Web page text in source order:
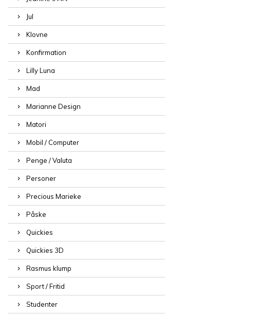
Jul
Klovne
Konfirmation
Lilly Luna
Mad
Marianne Design
Matori
Mobil / Computer
Penge / Valuta
Personer
Precious Marieke
Påske
Quickies
Quickies 3D
Rasmus klump
Sport / Fritid
Studenter